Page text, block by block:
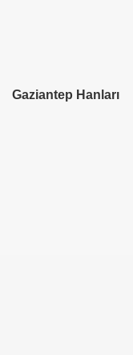
Gaziantep Hanları